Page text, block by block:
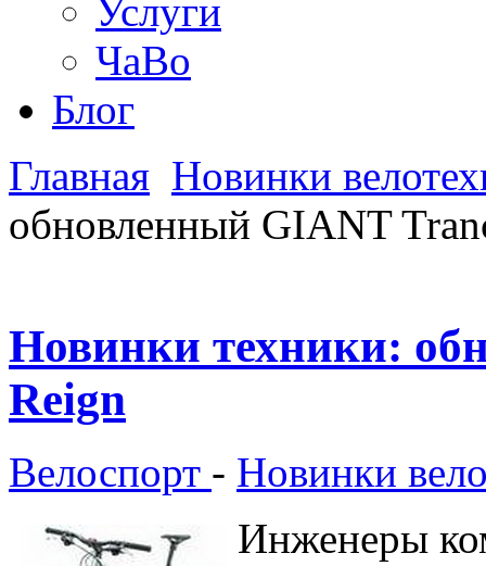
Услуги
ЧаВо
Блог
Главная Новинки
обновленный GIANT
Новинки техники:
Reign
Велоспорт - Новинки
Инженеры